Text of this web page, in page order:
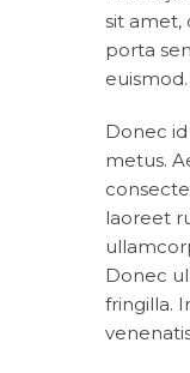
sit amet,
porta
Donec
metus.
laoreet
Donec
fringilla.